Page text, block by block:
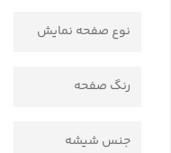
نوع صفحه نمایش
رنگ صفحه
جنس شیشه